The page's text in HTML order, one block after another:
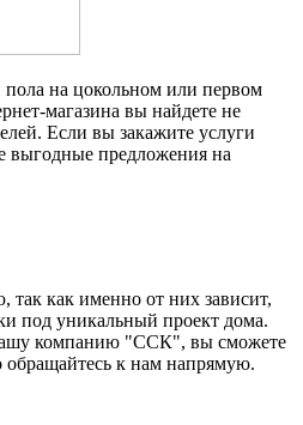
пола на цокольном или первом
магазина вы найдете не
Если вы закажите услуги
выгодные предложения на
как именно от них зависит,
под уникальный проект дома.
нашу компанию "ССК", вы сможете
обращайтесь к нам напрямую.